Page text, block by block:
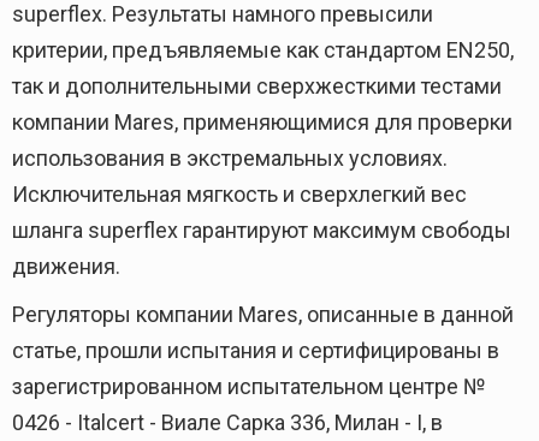
superflex. Результаты намного превысили
критерии, предъявляемые как стандартом EN250,
так и дополнительными сверхжесткими тестами
компании Mares, применяющимися для проверки
использования в экстремальных условиях.
Исключительная мягкость и сверхлегкий вес
шланга superflex гарантируют максимум свободы
движения.
Регуляторы компании Mares, описанные в данной
статье, прошли испытания и сертифицированы в
зарегистрированном испытательном центре №
0426 - Italcert - Виале Сарка 336, Милан - I, в